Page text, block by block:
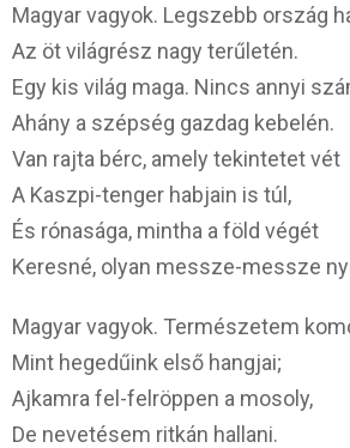
Magyar vagyok. Legszebb ország
Az öt világrész nagy terűletén.
Egy kis világ maga. Nincs annyi
Ahány a szépség gazdag kebelén.
Van rajta bérc, amely tekintetet vét
A Kaszpi-tenger habjain is túl,
És rónasága, mintha a föld végét
Keresné, olyan messze-messze
Magyar vagyok. Természetem
Mint hegedűink első hangjai;
Ajkamra fel-felröppen a mosoly,
De nevetésem ritkán hallani.